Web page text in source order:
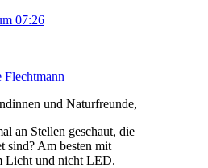
07:26
Flechtmann
und Naturfreunde,
an Stellen geschaut, die
sind? Am besten mit
Licht und nicht LED.